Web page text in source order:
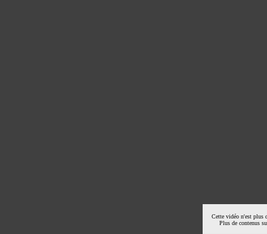
Cette vidéo n'est plus
Plus de contenus